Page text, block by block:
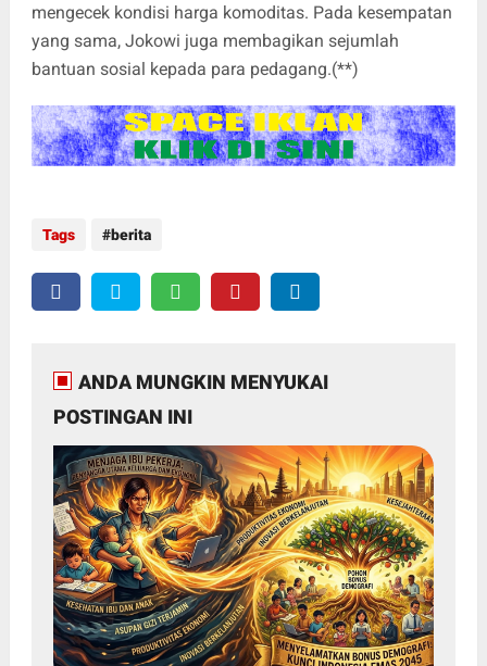
mengecek kondisi harga komoditas. Pada kesempatan
yang sama, Jokowi juga membagikan sejumlah
bantuan sosial kepada para pedagang.(**)
Tags berita
ANDA MUNGKIN MENYUKAI
POSTINGAN INI